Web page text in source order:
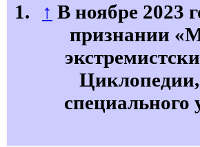
↑ В ноябре 2023
признании
Циклопедии,
специального